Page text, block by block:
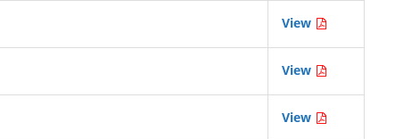
View
View
View